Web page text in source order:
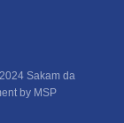
Sakam da
by MSP